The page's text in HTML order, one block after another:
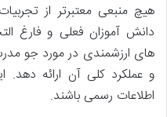
هیچ منبعی معتبرتر از
دانش آموزان فعلی و فارغ
های ارزشمندی در مورد جو
و عملکرد کلی آن ارائه دهد.
اطلاعات رسمی باشند.